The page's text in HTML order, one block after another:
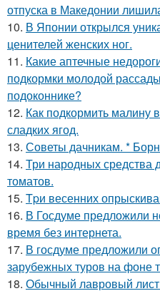
отпуска в Македонии
10. В Японии открылся
ценителей женских ног.
11. Какие аптечные
подкормки молодой
подоконнике?
12. Как подкормить малину
сладких ягод.
13. Советы дачникам. *
14. Три народных средства
томатов.
15. Tpи весенних
16. В Госдуме предложили
время без интернета.
17. В госдуме предложили
зарубежных туров на фоне
18. Обычный лавровый лист